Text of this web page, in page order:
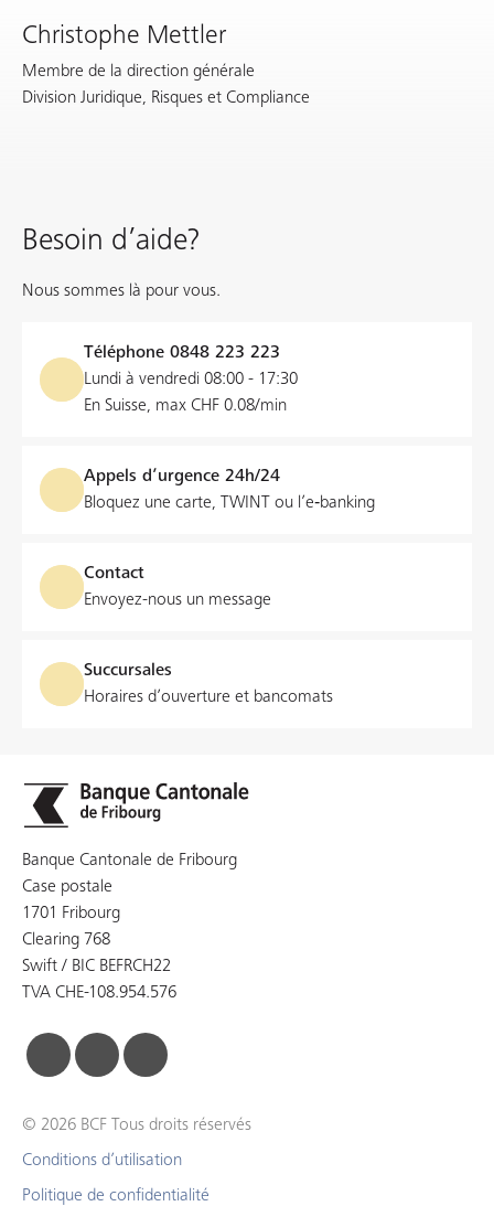
Christophe Mettler
Membre de la direction générale
Division Juridique, Risques et Compliance
Besoin d’aide?
Nous sommes là pour vous.
Téléphone 0848 223 223
Lundi à vendredi 08:00 - 17:30
En Suisse, max CHF 0.08/min
Appels d’urgence 24h/24
Bloquez une carte, TWINT ou l’e‑banking
Contact
Envoyez-nous un message
Succursales
Horaires d’ouverture et bancomats
Banque Cantonale de Fribourg
Case postale
1701 Fribourg
Clearing 768
Swift / BIC BEFRCH22
TVA CHE-108.954.576
© 2026 BCF Tous droits réservés
Conditions d’utilisation
Politique de confidentialité